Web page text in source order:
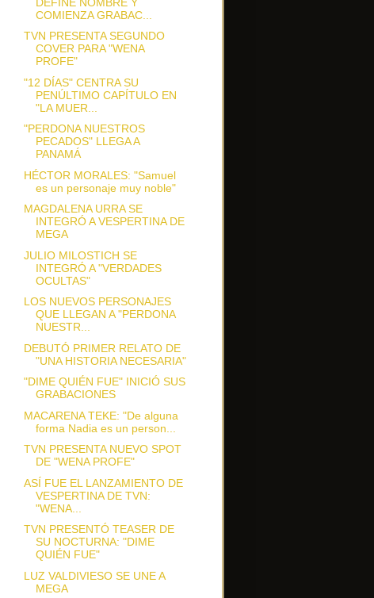
COMIENZA GRABAC...
TVN PRESENTA SEGUNDO
COVER PARA "WENA
PROFE"
"12 DÍAS" CENTRA SU
PENÚLTIMO CAPÍTULO EN
"LA MUER...
"PERDONA NUESTROS
PECADOS" LLEGA A
PANAMÁ
HÉCTOR MORALES: "Samuel
es un personaje muy noble"
MAGDALENA URRA SE
INTEGRÓ A VESPERTINA DE
MEGA
JULIO MILOSTICH SE
INTEGRÓ A "VERDADES
OCULTAS"
LOS NUEVOS PERSONAJES
QUE LLEGAN A "PERDONA
NUESTR...
DEBUTÓ PRIMER RELATO DE
"UNA HISTORIA NECESARIA"
"DIME QUIÉN FUE" INICIÓ SUS
GRABACIONES
MACARENA TEKE: "De alguna
forma Nadia es un person...
TVN PRESENTA NUEVO SPOT
DE "WENA PROFE"
ASÍ FUE EL LANZAMIENTO DE
VESPERTINA DE TVN:
"WENA...
TVN PRESENTÓ TEASER DE
SU NOCTURNA: "DIME
QUIÉN FUE"
LUZ VALDIVIESO SE UNE A
MEGA